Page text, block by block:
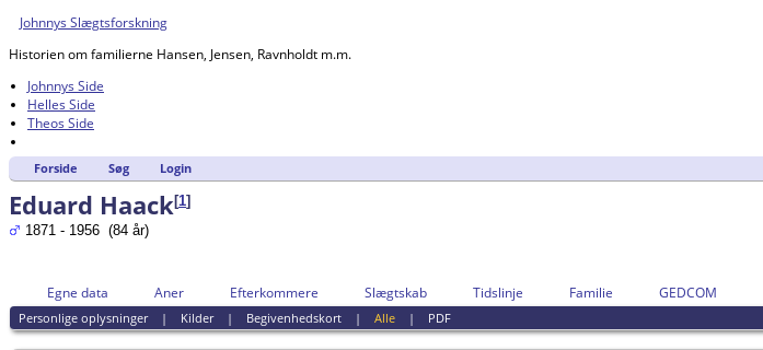
Johnnys Slægtsforskning
Historien om familierne Hansen, Jensen, Ravnholdt m.m.
Johnnys Side
Helles Side
Theos Side
Forside Søg Login
Eduard Haack[1]
1871 - 1956 (84 år)
Egne data Aner Efterkommere Slægtskab Tidslinje Familie GEDCOM
Personlige oplysninger| Kilder| Begivenhedskort| Alle| PDF